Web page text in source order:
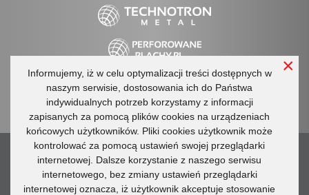
Informujemy, iż w celu optymalizacji treści dostępnych w
naszym serwisie, dostosowania ich do Państwa
indywidualnych potrzeb korzystamy z informacji
zapisanych za pomocą plików cookies na urządzeniach
końcowych użytkowników. Pliki cookies użytkownik może
kontrolować za pomocą ustawień swojej przeglądarki
internetowej. Dalsze korzystanie z naszego serwisu
internetowego, bez zmiany ustawień przeglądarki
internetowej oznacza, iż użytkownik akceptuje stosowanie
×
Regulamin
Ogólne warunki handlowe
Polityka prywatności
Katalogi
Technotron Metal Ogrodzenia Technotron
tel.: +48 660 596 748
e-mail:info@perforowane-blachy.pl
ul. Pałacowa 28, 80-180 Kowale